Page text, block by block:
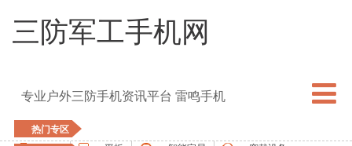
三防军工手机网
专业户外三防手机资讯平台 雷鸣手机
热门专区